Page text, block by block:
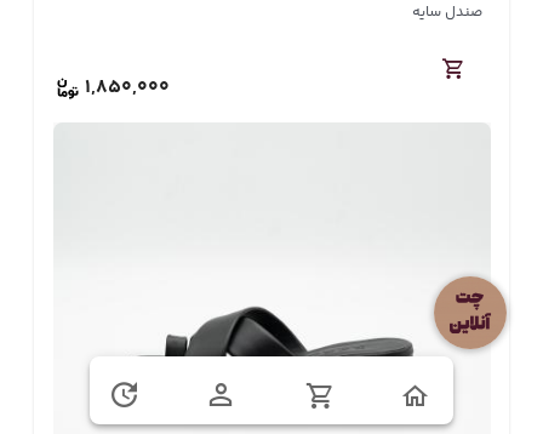
صندل سایه
1,850,000